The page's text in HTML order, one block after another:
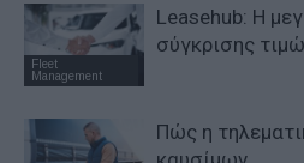
Fleet
Management
Leasehub: Η
σύγκρισης
Πώς η